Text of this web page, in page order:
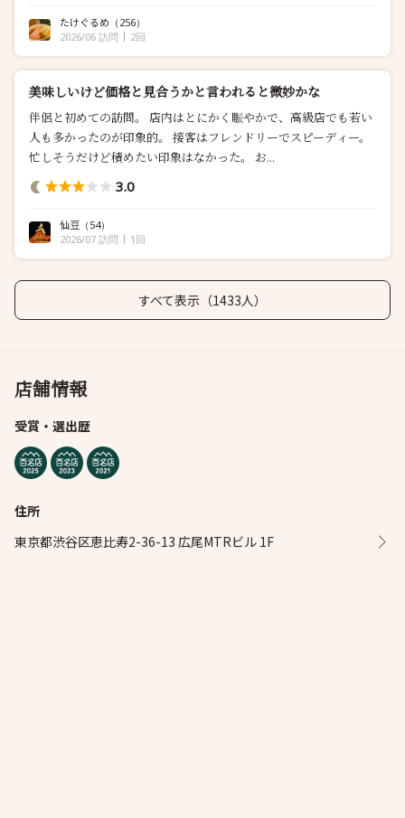
たけぐるめ （256）
2026/06 訪問
2回
美味しいけど価格と見合うかと言われると微妙かな
伴侶と初めての訪問。 店内はとにかく賑やかで、高級店でも若い
人も多かったのが印象的。 接客はフレンドリーでスピーディー。
忙しそうだけど積めたい印象はなかった。 お...
3.0
仙豆 （54）
2026/07 訪問
1回
すべて表示（1433人）
店舗情報
受賞・選出歴
住所
東京都渋谷区恵比寿2-36-13 広尾MTRビル 1F